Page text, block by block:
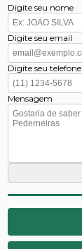
Digite seu nome
Digite seu email
Digite seu telefone
Mensagem